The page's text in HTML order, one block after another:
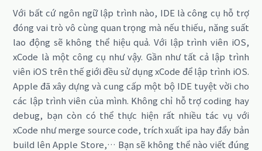
Với bất cứ ngôn ngữ lập trình nào, IDE là công cụ hỗ trợ
đóng vai trò vô cùng quan trọng mà nếu thiếu, năng suất
lao động sẽ không thể hiệu quả. Với lập trình viên iOS,
xCode là một công cụ như vậy. Gần như tất cả lập trình
viên iOS trên thế giới đều sử dụng xCode để lập trình iOS.
Apple đã xây dựng và cung cấp một bộ IDE tuyệt vời cho
các lập trình viên của mình. Không chỉ hỗ trợ coding hay
debug, bạn còn có thể thực hiện rất nhiều tác vụ với
xCode như merge source code, trích xuất ipa hay đẩy bản
build lên Apple Store,… Bạn sẽ không thể nào viết đúng